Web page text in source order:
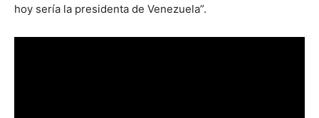
hoy sería la presidenta de Venezuela”.